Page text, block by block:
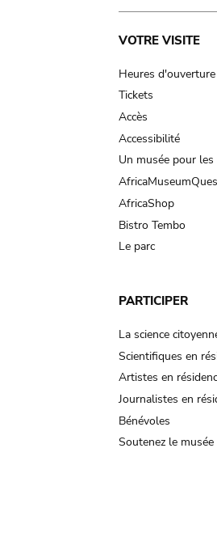
Main
VOTRE VISITE
Heures d'ouverture
Tickets
Accès
Accessibilité
Un musée pour
AfricaShop
Bistro Tembo
Le parc
PARTICIPER
La science
Scientifiques en
Artistes en
Journalistes en
Bénévoles
Soutenez le musée